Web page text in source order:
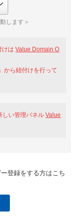
します＞
けはValue Domain O
」から紐付けを行って
しい管理パネルValue
登録をする方はこち